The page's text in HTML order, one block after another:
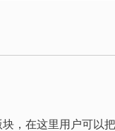
块，在这里用户可以